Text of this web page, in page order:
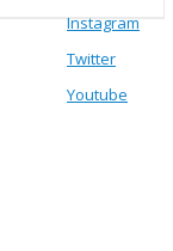
Instagram
Twitter
Youtube